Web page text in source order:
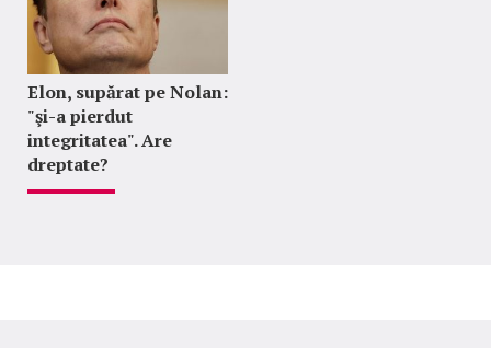
Elon, supărat pe Nolan:
"şi-a pierdut
integritatea". Are
dreptate?